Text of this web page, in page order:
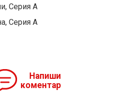
Серия А
Серия А
Напиши
коментар